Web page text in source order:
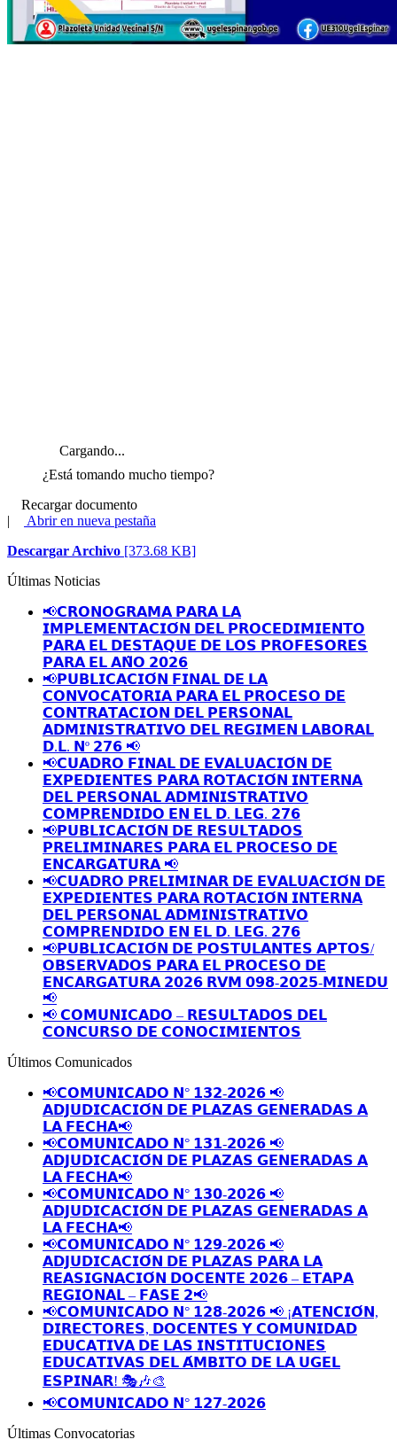
Cargando...
¿Está tomando mucho tiempo?
Recargar documento
|
Abrir en nueva pestaña
Descargar Archivo [373.68 KB]
Últimas Noticias
📢𝗖𝗥𝗢𝗡𝗢𝗚𝗥𝗔𝗠𝗔 𝗣𝗔𝗥𝗔 𝗟𝗔
𝗜𝗠𝗣𝗟𝗘𝗠𝗘𝗡𝗧𝗔𝗖𝗜𝗢́𝗡 𝗗𝗘𝗟 𝗣𝗥𝗢𝗖𝗘𝗗𝗜𝗠𝗜𝗘𝗡𝗧𝗢
𝗣𝗔𝗥𝗔 𝗘𝗟 𝗗𝗘𝗦𝗧𝗔𝗤𝗨𝗘 𝗗𝗘 𝗟𝗢𝗦 𝗣𝗥𝗢𝗙𝗘𝗦𝗢𝗥𝗘𝗦
𝗣𝗔𝗥𝗔 𝗘𝗟 𝗔𝗡̃𝗢 𝟮𝟬𝟮𝟲
📢𝗣𝗨𝗕𝗟𝗜𝗖𝗔𝗖𝗜𝗢́𝗡 𝗙𝗜𝗡𝗔𝗟 𝗗𝗘 𝗟𝗔
𝗖𝗢𝗡𝗩𝗢𝗖𝗔𝗧𝗢𝗥𝗜𝗔 𝗣𝗔𝗥𝗔 𝗘𝗟 𝗣𝗥𝗢𝗖𝗘𝗦𝗢 𝗗𝗘
𝗖𝗢𝗡𝗧𝗥𝗔𝗧𝗔𝗖𝗜𝗢𝗡 𝗗𝗘𝗟 𝗣𝗘𝗥𝗦𝗢𝗡𝗔𝗟
𝗔𝗗𝗠𝗜𝗡𝗜𝗦𝗧𝗥𝗔𝗧𝗜𝗩𝗢 𝗗𝗘𝗟 𝗥𝗘𝗚𝗜𝗠𝗘𝗡 𝗟𝗔𝗕𝗢𝗥𝗔𝗟
𝗗.𝗟. 𝗡º 𝟮𝟳𝟲 📢
📢𝗖𝗨𝗔𝗗𝗥𝗢 𝗙𝗜𝗡𝗔𝗟 𝗗𝗘 𝗘𝗩𝗔𝗟𝗨𝗔𝗖𝗜𝗢́𝗡 𝗗𝗘
𝗘𝗫𝗣𝗘𝗗𝗜𝗘𝗡𝗧𝗘𝗦 𝗣𝗔𝗥𝗔 𝗥𝗢𝗧𝗔𝗖𝗜𝗢́𝗡 𝗜𝗡𝗧𝗘𝗥𝗡𝗔
𝗗𝗘𝗟 𝗣𝗘𝗥𝗦𝗢𝗡𝗔𝗟 𝗔𝗗𝗠𝗜𝗡𝗜𝗦𝗧𝗥𝗔𝗧𝗜𝗩𝗢
𝗖𝗢𝗠𝗣𝗥𝗘𝗡𝗗𝗜𝗗𝗢 𝗘𝗡 𝗘𝗟 𝗗. 𝗟𝗘𝗚. 𝟮𝟳𝟲
📢𝗣𝗨𝗕𝗟𝗜𝗖𝗔𝗖𝗜𝗢́𝗡 𝗗𝗘 𝗥𝗘𝗦𝗨𝗟𝗧𝗔𝗗𝗢𝗦
𝗣𝗥𝗘𝗟𝗜𝗠𝗜𝗡𝗔𝗥𝗘𝗦 𝗣𝗔𝗥𝗔 𝗘𝗟 𝗣𝗥𝗢𝗖𝗘𝗦𝗢 𝗗𝗘
𝗘𝗡𝗖𝗔𝗥𝗚𝗔𝗧𝗨𝗥𝗔 📢
📢𝗖𝗨𝗔𝗗𝗥𝗢 𝗣𝗥𝗘𝗟𝗜𝗠𝗜𝗡𝗔𝗥 𝗗𝗘 𝗘𝗩𝗔𝗟𝗨𝗔𝗖𝗜𝗢́𝗡 𝗗𝗘
𝗘𝗫𝗣𝗘𝗗𝗜𝗘𝗡𝗧𝗘𝗦 𝗣𝗔𝗥𝗔 𝗥𝗢𝗧𝗔𝗖𝗜𝗢́𝗡 𝗜𝗡𝗧𝗘𝗥𝗡𝗔
𝗗𝗘𝗟 𝗣𝗘𝗥𝗦𝗢𝗡𝗔𝗟 𝗔𝗗𝗠𝗜𝗡𝗜𝗦𝗧𝗥𝗔𝗧𝗜𝗩𝗢
𝗖𝗢𝗠𝗣𝗥𝗘𝗡𝗗𝗜𝗗𝗢 𝗘𝗡 𝗘𝗟 𝗗. 𝗟𝗘𝗚. 𝟮𝟳𝟲
📢𝗣𝗨𝗕𝗟𝗜𝗖𝗔𝗖𝗜𝗢́𝗡 𝗗𝗘 𝗣𝗢𝗦𝗧𝗨𝗟𝗔𝗡𝗧𝗘𝗦 𝗔𝗣𝗧𝗢𝗦/
𝗢𝗕𝗦𝗘𝗥𝗩𝗔𝗗𝗢𝗦 𝗣𝗔𝗥𝗔 𝗘𝗟 𝗣𝗥𝗢𝗖𝗘𝗦𝗢 𝗗𝗘
𝗘𝗡𝗖𝗔𝗥𝗚𝗔𝗧𝗨𝗥𝗔 𝟮𝟬𝟮𝟲 𝗥𝗩𝗠 𝟬𝟵𝟴-𝟮𝟬𝟮𝟱-𝗠𝗜𝗡𝗘𝗗𝗨
📢
📢 𝗖𝗢𝗠𝗨𝗡𝗜𝗖𝗔𝗗𝗢 – 𝗥𝗘𝗦𝗨𝗟𝗧𝗔𝗗𝗢𝗦 𝗗𝗘𝗟
𝗖𝗢𝗡𝗖𝗨𝗥𝗦𝗢 𝗗𝗘 𝗖𝗢𝗡𝗢𝗖𝗜𝗠𝗜𝗘𝗡𝗧𝗢𝗦
Últimos Comunicados
📢𝗖𝗢𝗠𝗨𝗡𝗜𝗖𝗔𝗗𝗢 𝗡° 𝟭𝟯𝟮-𝟮𝟬𝟮𝟲 📢
𝗔𝗗𝗝𝗨𝗗𝗜𝗖𝗔𝗖𝗜𝗢́𝗡 𝗗𝗘 𝗣𝗟𝗔𝗭𝗔𝗦 𝗚𝗘𝗡𝗘𝗥𝗔𝗗𝗔𝗦 𝗔
𝗟𝗔 𝗙𝗘𝗖𝗛𝗔📢
📢𝗖𝗢𝗠𝗨𝗡𝗜𝗖𝗔𝗗𝗢 𝗡° 𝟭𝟯𝟭-𝟮𝟬𝟮𝟲 📢
𝗔𝗗𝗝𝗨𝗗𝗜𝗖𝗔𝗖𝗜𝗢́𝗡 𝗗𝗘 𝗣𝗟𝗔𝗭𝗔𝗦 𝗚𝗘𝗡𝗘𝗥𝗔𝗗𝗔𝗦 𝗔
𝗟𝗔 𝗙𝗘𝗖𝗛𝗔📢
📢𝗖𝗢𝗠𝗨𝗡𝗜𝗖𝗔𝗗𝗢 𝗡° 𝟭𝟯𝟬-𝟮𝟬𝟮𝟲 📢
𝗔𝗗𝗝𝗨𝗗𝗜𝗖𝗔𝗖𝗜𝗢́𝗡 𝗗𝗘 𝗣𝗟𝗔𝗭𝗔𝗦 𝗚𝗘𝗡𝗘𝗥𝗔𝗗𝗔𝗦 𝗔
𝗟𝗔 𝗙𝗘𝗖𝗛𝗔📢
📢𝗖𝗢𝗠𝗨𝗡𝗜𝗖𝗔𝗗𝗢 𝗡° 𝟭𝟮𝟵-𝟮𝟬𝟮𝟲 📢
𝗔𝗗𝗝𝗨𝗗𝗜𝗖𝗔𝗖𝗜𝗢́𝗡 𝗗𝗘 𝗣𝗟𝗔𝗭𝗔𝗦 𝗣𝗔𝗥𝗔 𝗟𝗔
𝗥𝗘𝗔𝗦𝗜𝗚𝗡𝗔𝗖𝗜𝗢́𝗡 𝗗𝗢𝗖𝗘𝗡𝗧𝗘 𝟮𝟬𝟮𝟲 – 𝗘𝗧𝗔𝗣𝗔
𝗥𝗘𝗚𝗜𝗢𝗡𝗔𝗟 – 𝗙𝗔𝗦𝗘 𝟮📢
📢𝗖𝗢𝗠𝗨𝗡𝗜𝗖𝗔𝗗𝗢 𝗡° 𝟭𝟮𝟴-𝟮𝟬𝟮𝟲 📢 ¡𝗔𝗧𝗘𝗡𝗖𝗜𝗢́𝗡,
𝗗𝗜𝗥𝗘𝗖𝗧𝗢𝗥𝗘𝗦, 𝗗𝗢𝗖𝗘𝗡𝗧𝗘𝗦 𝗬 𝗖𝗢𝗠𝗨𝗡𝗜𝗗𝗔𝗗
𝗘𝗗𝗨𝗖𝗔𝗧𝗜𝗩𝗔 𝗗𝗘 𝗟𝗔𝗦 𝗜𝗡𝗦𝗧𝗜𝗧𝗨𝗖𝗜𝗢𝗡𝗘𝗦
𝗘𝗗𝗨𝗖𝗔𝗧𝗜𝗩𝗔𝗦 𝗗𝗘𝗟 𝗔́𝗠𝗕𝗜𝗧𝗢 𝗗𝗘 𝗟𝗔 𝗨𝗚𝗘𝗟
𝗘𝗦𝗣𝗜𝗡𝗔𝗥! 🎭🎶🎨
📢𝗖𝗢𝗠𝗨𝗡𝗜𝗖𝗔𝗗𝗢 𝗡° 𝟭𝟮𝟳-𝟮𝟬𝟮𝟲
Últimas Convocatorias